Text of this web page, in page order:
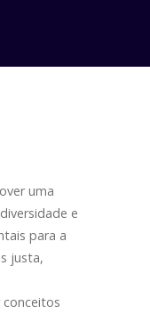
uma
e
para a
justa,